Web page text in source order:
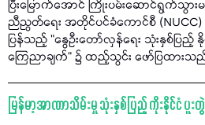
ပြီးမြောက်အောင် ကြိုးပမ်းဆောင်ရွက်သွား
ညီညွတ်ရေး အတိုင်ပင်ခံကောင်စီ
ပြန်သည့် "နွေဦးတော်လှန်ရေး သုံးနှစ်ပြည့်
ကြေညာချက်" ၌ ထည့်သွင်း ဖော်ပြထားသ
မြန်မာ့အာဏာသိမ်းမှု သုံးနှစ်ပြည့် ကိုးနိုင်ငံ ပူ